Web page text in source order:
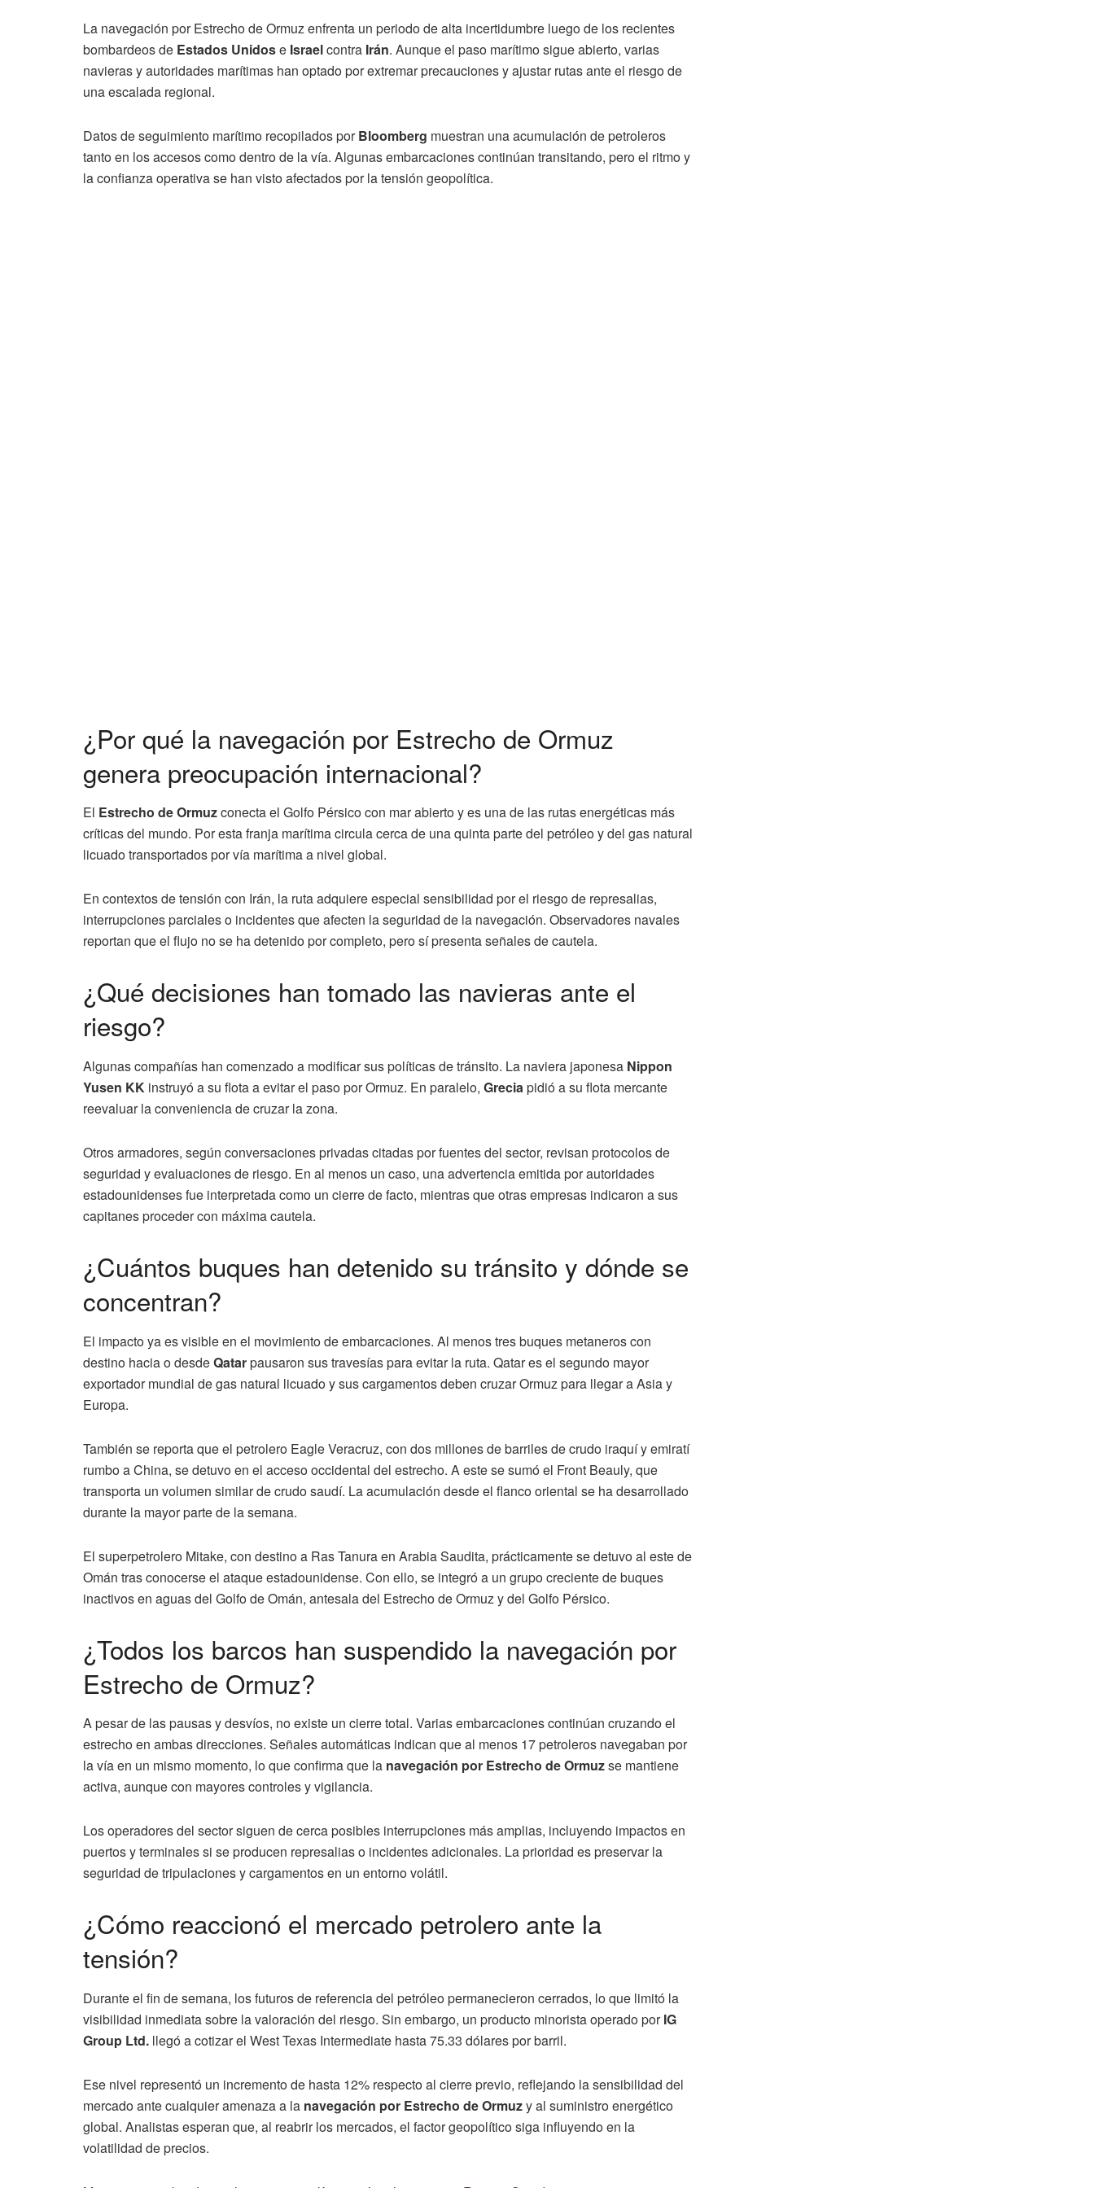
La navegación por Estrecho de Ormuz enfrenta un periodo de alta incertidumbre luego de los recientes
bombardeos de Estados Unidose Israelcontra Irán. Aunque el paso marítimo sigue abierto, varias
navieras y autoridades marítimas han optado por extremar precauciones y ajustar rutas ante el riesgo de
una escalada regional.
Datos de seguimiento marítimo recopilados porBloomberg muestran una acumulación de petroleros
tanto en los accesos como dentro de la vía. Algunas embarcaciones continúan transitando, pero el ritmo y
la confianza operativa se han visto afectados por la tensión geopolítica.
¿Por qué la navegación por Estrecho de Ormuz
genera preocupación internacional?
El Estrecho de Ormuzconecta el Golfo Pérsico con mar abierto y es una de las rutas energéticas más
críticas del mundo. Por esta franja marítima circula cerca de una quinta parte del petróleo y del gas natural
licuado transportados por vía marítima a nivel global.
En contextos de tensión con Irán, la ruta adquiere especial sensibilidad por el riesgo de represalias,
interrupciones parciales o incidentes que afecten la seguridad de la navegación. Observadores navales
reportan que el flujo no se ha detenido por completo, pero sí presenta señales de cautela.
¿Qué decisiones han tomado las navieras ante el
riesgo?
Algunas compañías han comenzado a modificar sus políticas de tránsito. La naviera japonesa Nippon
Yusen KK instruyó a su flota a evitar el paso por Ormuz. En paralelo, Greciapidió a su flota mercante
reevaluar la conveniencia de cruzar la zona.
Otros armadores, según conversaciones privadas citadas por fuentes del sector, revisan protocolos de
seguridad y evaluaciones de riesgo. En al menos un caso, una advertencia emitida por autoridades
estadounidenses fue interpretada como un cierre de facto, mientras que otras empresas indicaron a sus
capitanes proceder con máxima cautela.
¿Cuántos buques han detenido su tránsito y dónde se
concentran?
El impacto ya es visible en el movimiento de embarcaciones. Al menos tres buques metaneros con
destino hacia o desdeQatarpausaron sus travesías para evitar la ruta. Qatar es el segundo mayor
exportador mundial de gas natural licuado y sus cargamentos deben cruzar Ormuz para llegar a Asia y
Europa.
También se reporta que el petrolero Eagle Veracruz, con dos millones de barriles de crudo iraquí y emiratí
rumbo a China, se detuvo en el acceso occidental del estrecho. A este se sumó el Front Beauly, que
transporta un volumen similar de crudo saudí. La acumulación desde el flanco oriental se ha desarrollado
durante la mayor parte de la semana.
El superpetrolero Mitake, con destino a Ras Tanura en Arabia Saudita, prácticamente se detuvo al este de
Omán tras conocerse el ataque estadounidense. Con ello, se integró a un grupo creciente de buques
inactivos en aguas del Golfo de Omán, antesala del Estrecho de Ormuz y del Golfo Pérsico.
¿Todos los barcos han suspendido la navegación por
Estrecho de Ormuz?
A pesar de las pausas y desvíos, no existe un cierre total. Varias embarcaciones continúan cruzando el
estrecho en ambas direcciones. Señales automáticas indican que al menos 17 petroleros navegaban por
la vía en un mismo momento, lo que confirma que la navegación por Estrecho de Ormuzse mantiene
activa, aunque con mayores controles y vigilancia.
Los operadores del sector siguen de cerca posibles interrupciones más amplias, incluyendo impactos en
puertos y terminales si se producen represalias o incidentes adicionales. La prioridad es preservar la
seguridad de tripulaciones y cargamentos en un entorno volátil.
¿Cómo reaccionó el mercado petrolero ante la
tensión?
Durante el fin de semana, los futuros de referencia del petróleo permanecieron cerrados, lo que limitó la
visibilidad inmediata sobre la valoración del riesgo. Sin embargo, un producto minorista operado porIG
Group Ltd. llegó a cotizar el West Texas Intermediate hasta 75.33 dólares por barril.
Ese nivel representó un incremento de hasta 12% respecto al cierre previo, reflejando la sensibilidad del
mercado ante cualquier amenaza a la navegación por Estrecho de Ormuzy al suministro energético
global. Analistas esperan que, al reabrir los mercados, el factor geopolítico siga influyendo en la
volatilidad de precios.